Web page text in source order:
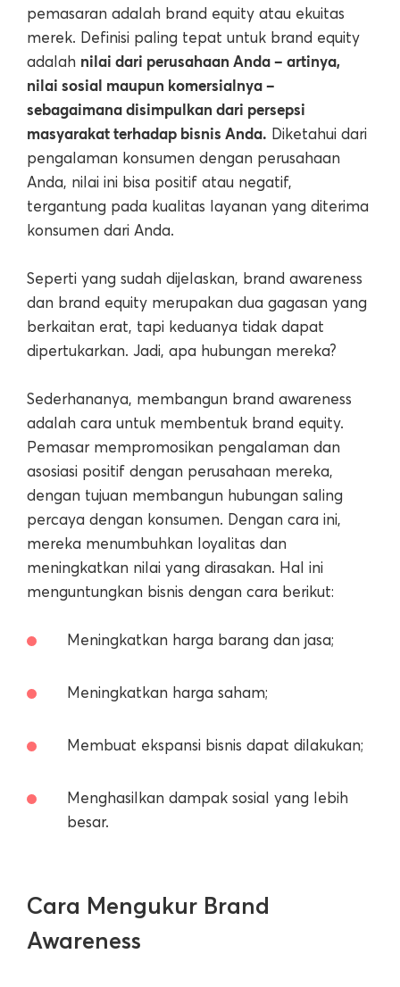
pemasaran adalah brand equity atau ekuitas
merek. Definisi paling tepat untuk brand equity
adalah nilai dari perusahaan Anda – artinya,
nilai sosial maupun komersialnya –
sebagaimana disimpulkan dari persepsi
masyarakat terhadap bisnis Anda. Diketahui dari
pengalaman konsumen dengan perusahaan
Anda, nilai ini bisa positif atau negatif,
tergantung pada kualitas layanan yang diterima
konsumen dari Anda.
Seperti yang sudah dijelaskan, brand awareness
dan brand equity merupakan dua gagasan yang
berkaitan erat, tapi keduanya tidak dapat
dipertukarkan. Jadi, apa hubungan mereka?
Sederhananya, membangun brand awareness
adalah cara untuk membentuk brand equity.
Pemasar mempromosikan pengalaman dan
asosiasi positif dengan perusahaan mereka,
dengan tujuan membangun hubungan saling
percaya dengan konsumen. Dengan cara ini,
mereka menumbuhkan loyalitas dan
meningkatkan nilai yang dirasakan. Hal ini
menguntungkan bisnis dengan cara berikut:
Meningkatkan harga barang dan jasa;
Meningkatkan harga saham;
Membuat ekspansi bisnis dapat dilakukan;
Menghasilkan dampak sosial yang lebih
besar.
Cara Mengukur Brand
Awareness